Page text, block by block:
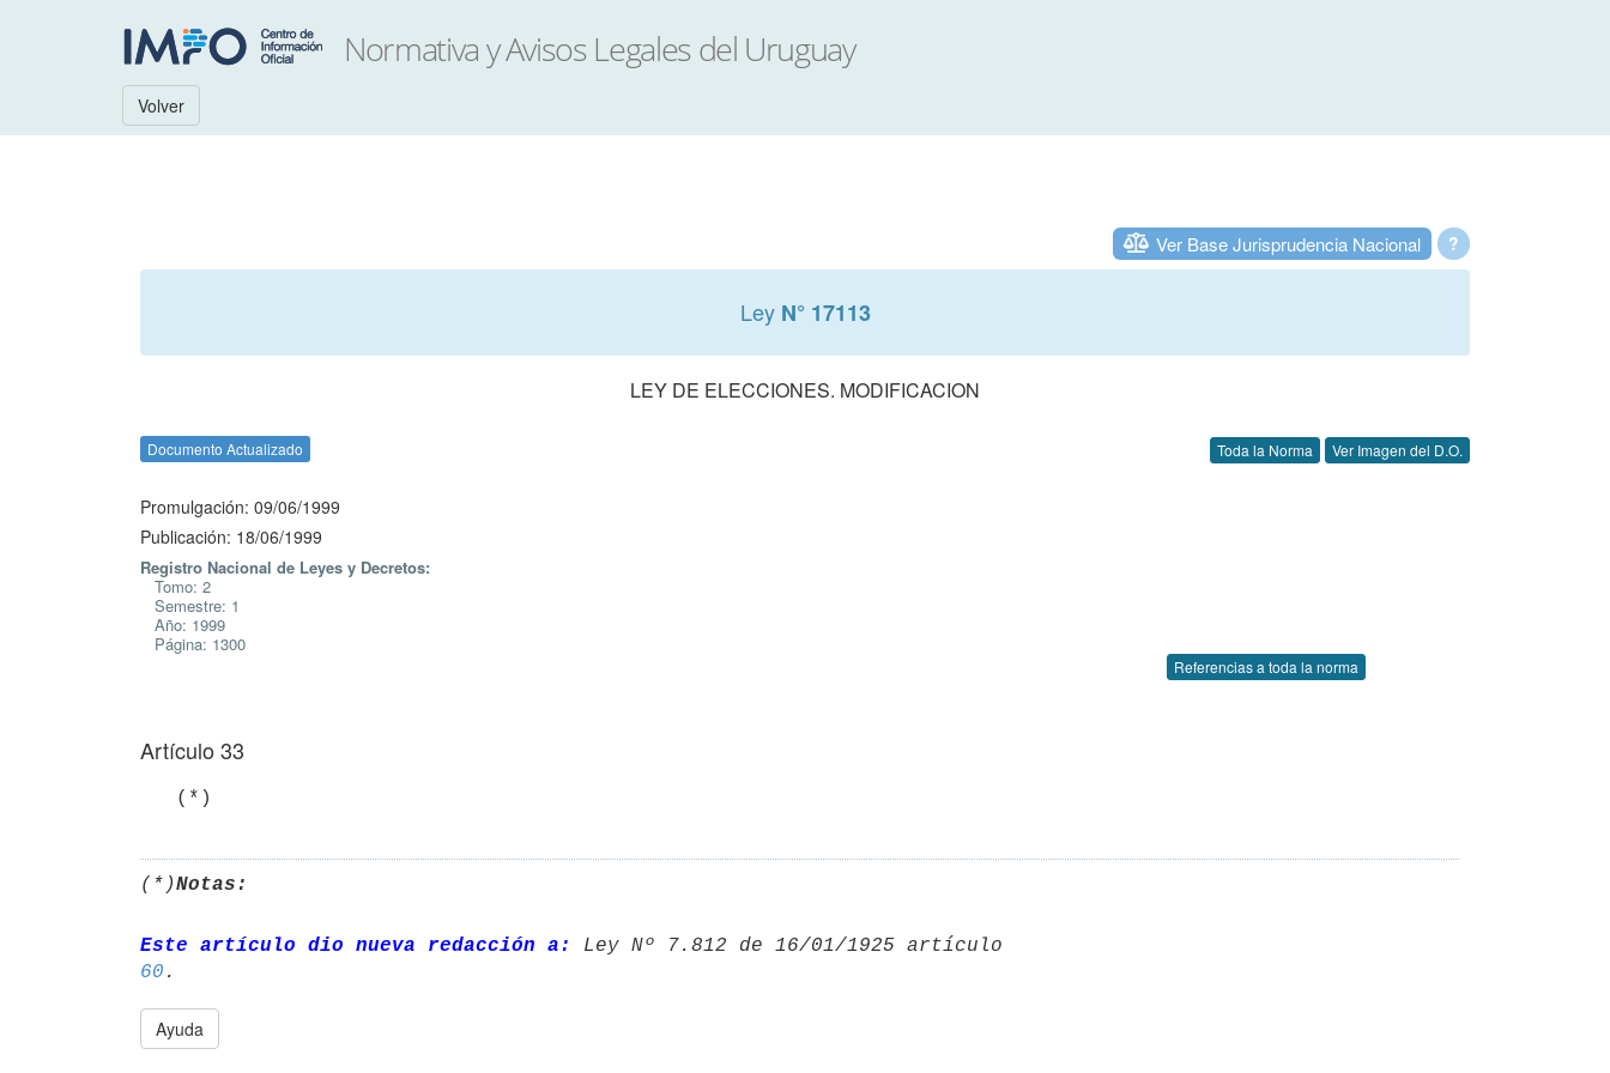
Volver
?
Ver Base Jurisprudencia Nacional
Ley N° 17113
LEY DE ELECCIONES. MODIFICACION
Documento Actualizado Toda la Norma Ver Imagen del D.O.
Promulgación: 09/06/1999
Publicación: 18/06/1999
Registro Nacional de Leyes y Decretos:
Tomo: 2
Semestre: 1
Año: 1999
Página: 1300
Referencias a toda la norma
Artículo 33
   (*)
(*)Notas:
Este artículo dio nueva redacción a:
Ley Nº 7.812 de 16/01/1925 artículo
60
Ayuda